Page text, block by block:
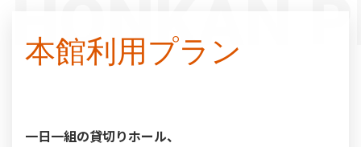
本館利用プラン
HONKAN
一日一組の貸切りホール、